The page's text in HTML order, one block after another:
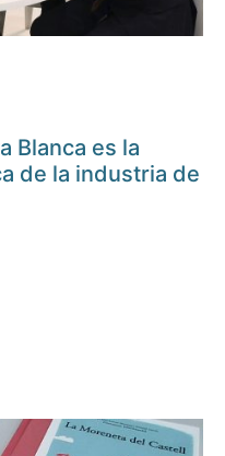
Blanca es la
de la industria de